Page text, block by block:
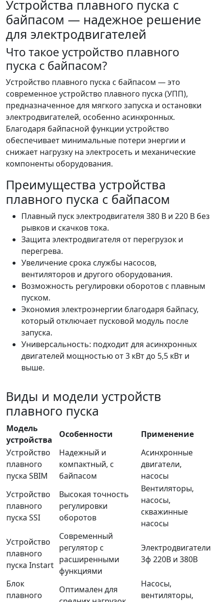
Устройства плавного пуска с
байпасом — надежное решение
для электродвигателей
Что такое устройство плавного
пуска с байпасом?
Устройство плавного пуска с байпасом — это
современное устройство плавного пуска (УПП),
предназначенное для мягкого запуска и остановки
электродвигателей, особенно асинхронных.
Благодаря байпасной функции устройство
обеспечивает минимальные потери энергии и
снижает нагрузку на электросеть и механические
компоненты оборудования.
Преимущества устройства
плавного пуска с байпасом
Плавный пуск электродвигателя 380 В и 220 В без
рывков и скачков тока.
Защита электродвигателя от перегрузок и
перегрева.
Увеличение срока службы насосов,
вентиляторов и другого оборудования.
Возможность регулировки оборотов с плавным
пуском.
Экономия электроэнергии благодаря байпасу,
который отключает пусковой модуль после
запуска.
Универсальность: подходит для асинхронных
двигателей мощностью от 3 кВт до 5,5 кВт и
выше.
Виды и модели устройств
плавного пуска
Модель
устройства
Особенности
Применение
Устройство
плавного
пуска SBIM
Надежный и
компактный, с
байпасом
Асинхронные
двигатели,
насосы
Устройство
плавного
пуска SSI
Высокая точность
регулировки
оборотов
Вентиляторы,
насосы,
скважинные
насосы
Устройство
плавного
пуска Instart
Современный
регулятор с
расширенными
функциями
Электродвигатели
3ф 220В и 380В
Блок
плавного
Оптимален для
Насосы,
вентиляторы,